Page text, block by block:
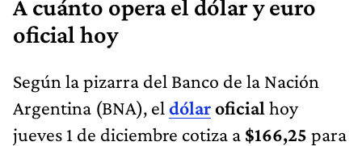
A cuánto opera el dólar y euro
oficial hoy
Según la pizarra del Banco de la Nación
Argentina (BNA), el dólaroficial hoy
jueves 1 de diciembre cotiza a $166,25 para